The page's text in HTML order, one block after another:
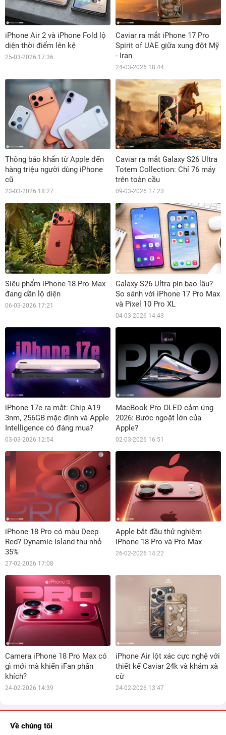
iPhone Air 2 và iPhone Fold lộ
diện thời điểm lên kệ
25-03-2026 17:36
Caviar ra mắt iPhone 17 Pro
Spirit of UAE giữa xung đột Mỹ
- Iran
24-03-2026 18:44
Thông báo khẩn từ Apple đến
hàng triệu người dùng iPhone
cũ
23-03-2026 18:27
Caviar ra mắt Galaxy S26 Ultra
Totem Collection: Chỉ 76 máy
trên toàn cầu
09-03-2026 17:23
Siêu phẩm iPhone 18 Pro Max
đang dần lộ diện
06-03-2026 17:21
Galaxy S26 Ultra pin bao lâu?
So sánh với iPhone 17 Pro Max
và Pixel 10 Pro XL
04-03-2026 14:43
iPhone 17e ra mắt: Chip A19
3nm, 256GB mặc định và Apple
Intelligence có đáng mua?
03-03-2026 12:54
MacBook Pro OLED cảm ứng
2026: Bước ngoặt lớn của
Apple?
02-03-2026 16:51
iPhone 18 Pro có màu Deep
Red? Dynamic Island thu nhỏ
35%
27-02-2026 17:08
Apple bắt đầu thử nghiệm
iPhone 18 Pro và Pro Max
26-02-2026 14:22
Camera iPhone 18 Pro Max có
gì mới mà khiến iFan phấn
khích?
24-02-2026 14:39
iPhone Air lột xác cực nghệ với
thiết kế Caviar 24k và khảm xà
cừ
24-02-2026 13:47
Về chúng tôi